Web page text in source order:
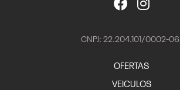
CNPJ: 22.204.101/0002-06
OFERTAS
VEICULOS